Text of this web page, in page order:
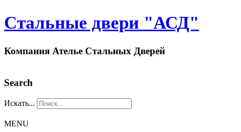
Стальные двери "АСД"
Компания Ателье Стальных Дверей
Search
Искать...
MENU